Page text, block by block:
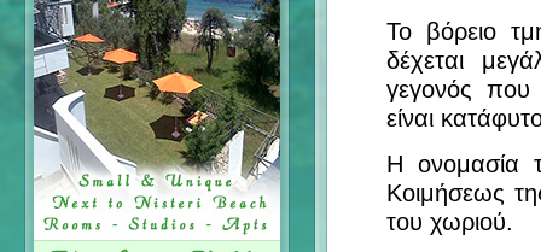
Το βόρειο
δέχεται
γεγονός που
είναι
Η ονομασία
Κοιμήσεως
του χωριού.